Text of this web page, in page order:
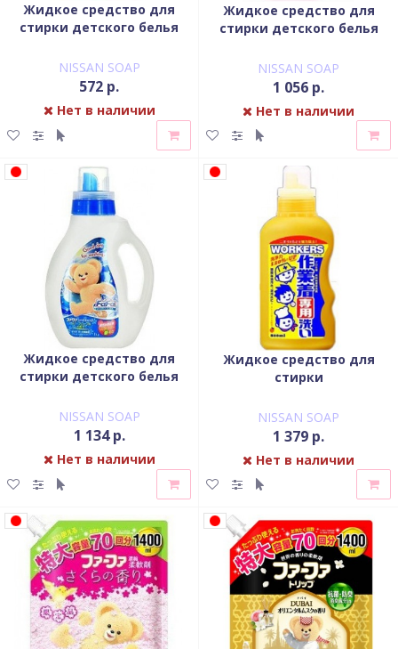
Жидкое средство для
стирки детского белья
яблочным ароматом
запасной блок 900 мл
NISSAN SOAP
572 р.
Нет в наличии
Жидкое средство для
стирки детского белья
яблочным ароматом
флакон 1000 мл
NISSAN SOAP
1 056 р.
Нет в наличии
Жидкое средство для
стирки детского белья
1000 мл
NISSAN SOAP
1 134 р.
Нет в наличии
Жидкое средство для
стирки
белья NISSAN Soap флакон
800 мл
NISSAN SOAP
1 379 р.
Нет в наличии